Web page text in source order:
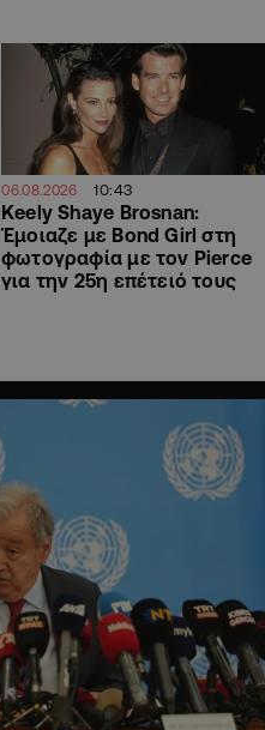
06.08.2026 10:43
Keely Shaye Brosnan:
Έμοιαζε με Bond Girl στη
φωτογραφία με τον Pierce
για την 25η επέτειό τους